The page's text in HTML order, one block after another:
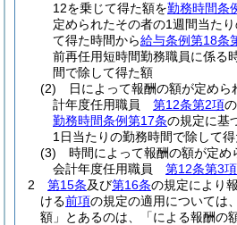
12を乗じて得た額を勤務時間条
定められたその者の1週間当た
て得た時間から給与条例第18条
前再任用短時間勤務職員に係る
間で除して得た額
(2)
日によって報酬の額が定め
計年度任用職員 第12条第2項
勤務時間条例第17条の規定に基
1日当たりの勤務時間で除して
(3)
時間によって報酬の額が定め
会計年度任用職員 第12条第3項
2
第15条及び第16条の規定により
ける前項の規定の適用については、
額」とあるのは、「による報酬の